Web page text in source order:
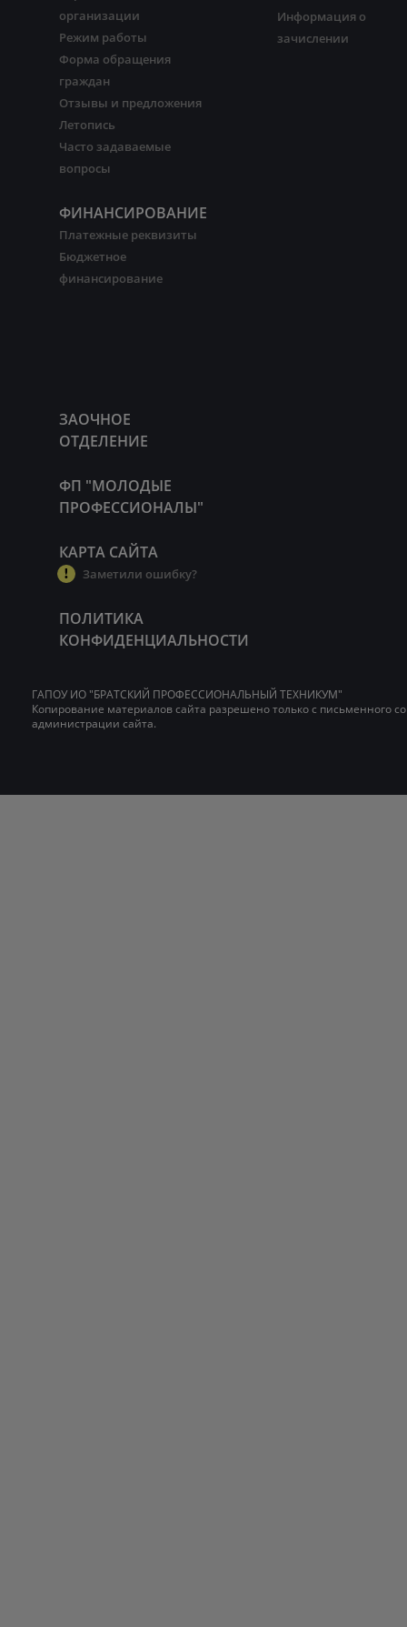
организации
Режим работы
Форма обращения
граждан
Отзывы и предложения
Летопись
Часто задаваемые
вопросы
ФИНАНСИРОВАНИЕ
Платежные реквизиты
Бюджетное
финансирование
Информация о
зачислении
ЗАОЧНОЕ
ОТДЕЛЕНИЕ
ФП "МОЛОДЫЕ
ПРОФЕССИОНАЛЫ"
КАРТА САЙТА
Заметили ошибку?
ПОЛИТИКА
КОНФИДЕНЦИАЛЬНОСТИ
ГАПОУ ИО "БРАТСКИЙ ПРОФЕССИОНАЛЬНЫЙ ТЕХНИКУМ"
Копирование материалов сайта разрешено только с письменного
администрации сайта.